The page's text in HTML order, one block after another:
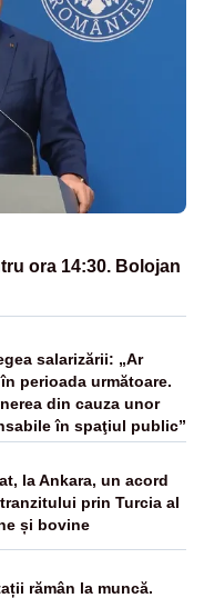
ora 14:30. Bolojan
salarizării: „Ar
perioada următoare.
din cauza unor
în spaţiul public”
la Ankara, un acord
prin Turcia al
și bovine
rămân la muncă.